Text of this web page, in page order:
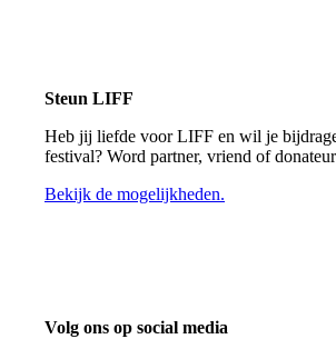
Steun LIFF
Heb jij liefde voor LIFF en wil je
festival? Word partner, vriend of
Bekijk de mogelijkheden.
Volg ons op social media